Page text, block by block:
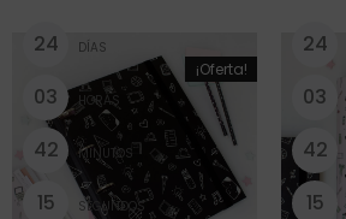
¡Oferta!
24 DÍAS
03 HORAS
42 MINUTOS
14 SEGUNDOS
24
03
42
14